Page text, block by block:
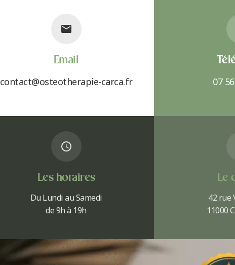
Email
contact@osteotherapie-carca.fr 07
Les horaires
Du Lundi au Samedi
de 9h à 19h
Le
42 rue
11000